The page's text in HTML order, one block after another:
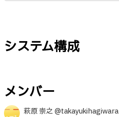
システム構成
メンバー
萩原 崇之 @takayukihagiwara